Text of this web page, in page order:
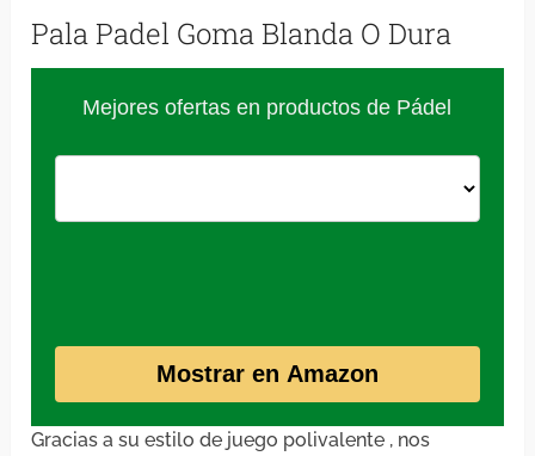
Pala Padel Goma Blanda O Dura
Mejores ofertas en productos de Pádel
Mostrar en Amazon
Gracias a su estilo de juego polivalente , nos